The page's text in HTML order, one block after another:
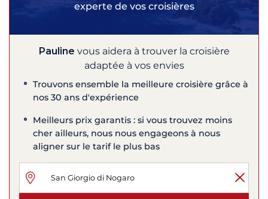
experte de vos croisières
Pauline vous aidera à trouver la croisière
adaptée à vos envies
Trouvons ensemble la meilleure croisière grâce à
nos 30 ans d'expérience
Meilleurs prix garantis : si vous trouvez moins
cher ailleurs, nous nous engageons à nous
aligner sur le tarif le plus bas